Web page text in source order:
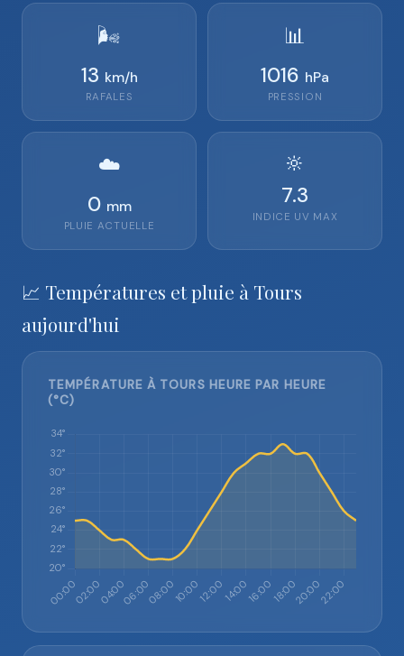
🌬️
13 km/h
RAFALES
📊
1016 hPa
PRESSION
☁️
0 mm
PLUIE ACTUELLE
🔆
7.3
INDICE UV MAX
📈 Températures et pluie à Tours
aujourd'hui
TEMPÉRATURE À TOURS HEURE PAR HEURE
(°C)